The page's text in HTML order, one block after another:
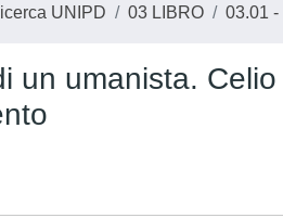
UNIPD 03 LIBRO 03.01 -
un umanista.